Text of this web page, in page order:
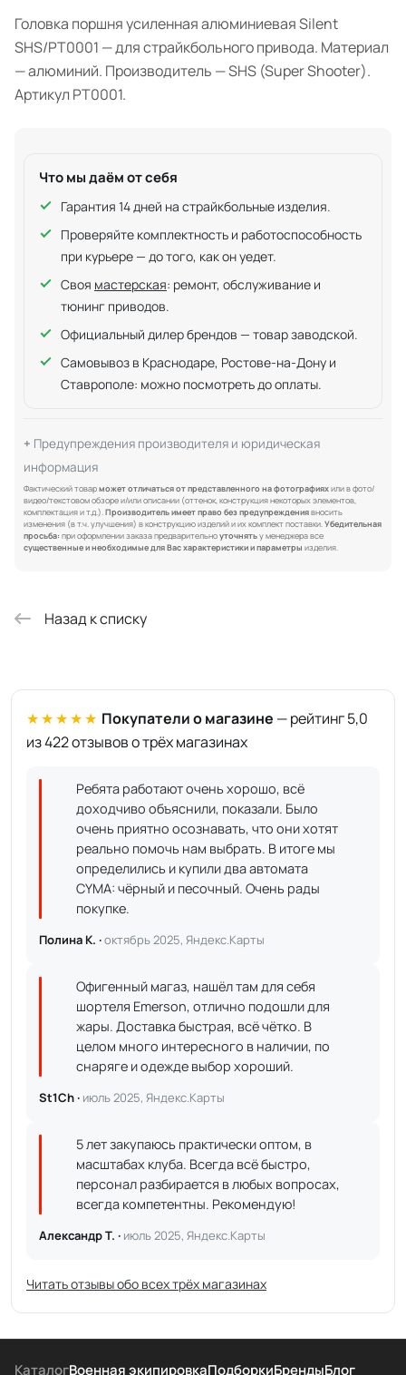
Головка поршня усиленная алюминиевая Silent
SHS/PT0001 — для страйкбольного привода. Материал
— алюминий. Производитель — SHS (Super Shooter).
Артикул PT0001.
Что мы даём от себя
Гарантия 14 дней на страйкбольные изделия.
Проверяйте комплектность и работоспособность
при курьере — до того, как он уедет.
Своя мастерская: ремонт, обслуживание и
тюнинг приводов.
Официальный дилер брендов — товар заводской.
Самовывоз в Краснодаре, Ростове-на-Дону и
Ставрополе: можно посмотреть до оплаты.
Предупреждения производителя и юридическая
информация
Фактический товарможет отличаться от представленного на фотографияхили в фото/
видео/текстовом обзоре и/или описании (оттенок, конструкция некоторых элементов,
комплектация и т.д.).Производитель имеет право без предупреждениявносить
изменения (в т.ч. улучшения) в конструкцию изделий и их комплект поставки.Убедительная
просьба: при оформлении заказа предварительноуточнятьу менеджера все
существенные и необходимые для Вас характеристики и параметры изделия.
Назад к списку
★★★★★ Покупатели о магазине — рейтинг 5,0
из 422 отзывов о трёх магазинах
Ребята работают очень хорошо, всё
доходчиво объяснили, показали. Было
очень приятно осознавать, что они хотят
реально помочь нам выбрать. В итоге мы
определились и купили два автомата
CYMA: чёрный и песочный. Очень рады
покупке.
Полина К. ·октябрь 2025, Яндекс.Карты
Офигенный магаз, нашёл там для себя
шортеля Emerson, отлично подошли для
жары. Доставка быстрая, всё чётко. В
целом много интересного в наличии, по
снаряге и одежде выбор хороший.
St1Ch · июль 2025, Яндекс.Карты
5 лет закупаюсь практически оптом, в
масштабах клуба. Всегда всё быстро,
персонал разбирается в любых вопросах,
всегда компетентны. Рекомендую!
Александр Т. · июль 2025, Яндекс.Карты
Читать отзывы обо всех трёх магазинах
КаталогВоенная экипировкаПодборкиБрендыБлог